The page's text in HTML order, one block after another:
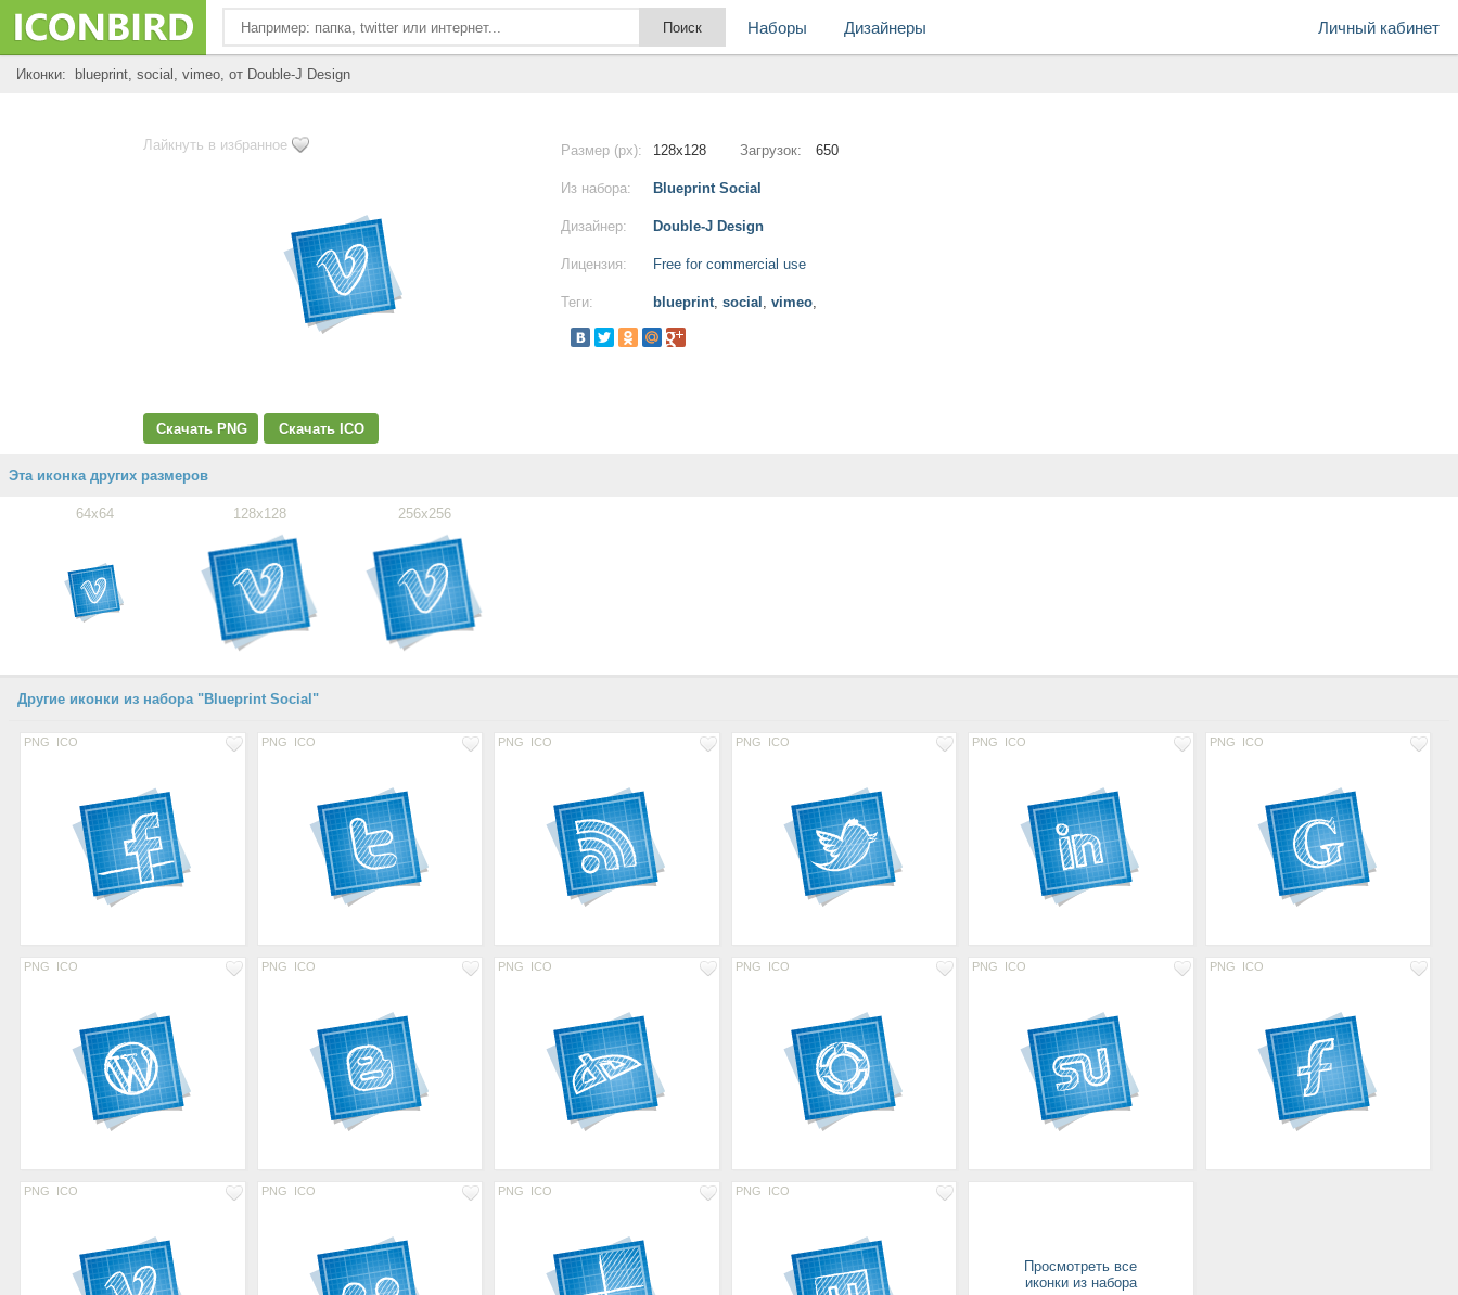
Личный кабинет
Наборы Дизайнеры
Иконки: blueprint, social, vimeo, от Double-J Design
Лайкнуть в избранное
Скачать PNG Скачать ICO
Размер (px): 128x128 Загрузок: 650
Из набора: Blueprint Social
Дизайнер: Double-J Design
Лицензия: Free for commercial use
Теги: blueprint, social , vimeo,
Эта иконка других размеров
64x64 128x128 256x256
Другие иконки из набора "Blueprint Social"
PNG ICO PNG ICO PNG ICO PNG ICO PNG ICO PNG ICO
PNG ICO PNG ICO PNG ICO PNG ICO PNG ICO PNG ICO
PNG ICO PNG ICO PNG ICO PNG ICO
Просмотреть все
иконки из набора